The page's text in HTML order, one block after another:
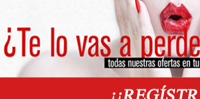
Características
Motor Gp: 160
Embrague: correa